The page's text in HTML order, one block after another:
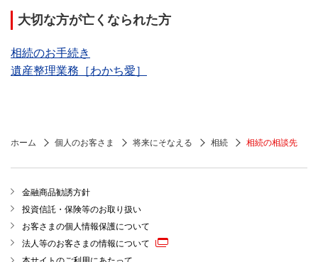
大切な方が亡くなられた方
相続のお手続き
遺産整理業務［わかち愛］
ホーム 個人のお客さま 将来にそなえる 相続 相続の相談先
金融商品勧誘方針
投資信託・保険等のお取り扱い
お客さまの個人情報保護について
法人等のお客さまの情報について